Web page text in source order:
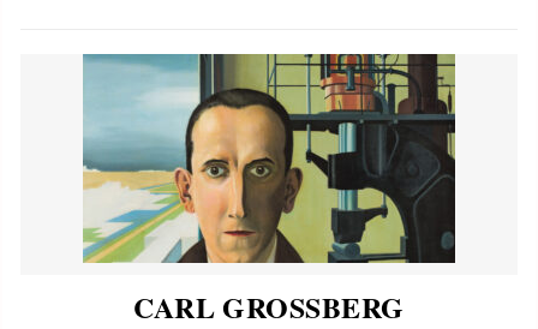
CARL GROSSBERG